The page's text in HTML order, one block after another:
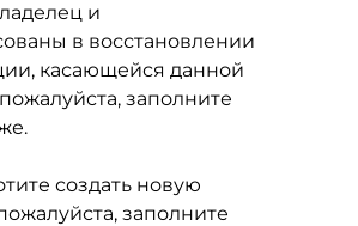
и
в восстановлении
касающейся данной
заполните
создать новую
заполните